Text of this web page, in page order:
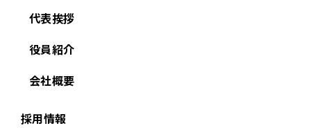
代表挨拶
役員紹介
会社概要
採用情報